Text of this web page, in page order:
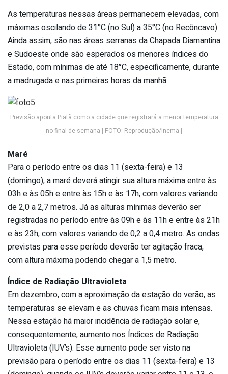
As temperaturas nessas áreas permanecem elevadas, com
máximas oscilando de 31°C (no Sul) a 35°C (no Recôncavo).
Ainda assim, são nas áreas serranas da Chapada Diamantina
e Sudoeste onde são esperados os menores índices do
Estado, com mínimas de até 18°C, especificamente, durante
a madrugada e nas primeiras horas da manhã.
Previsão aponta Piatã como a cidade que registrará a menor temperatura
no final de semana | FOTO: Reprodução/Inema |
Maré
Para o período entre os dias 11 (sexta-feira) e 13
(domingo), a maré deverá atingir sua altura máxima entre às
03h e às 05h e entre às 15h e às 17h, com valores variando
de 2,0 a 2,7 metros. Já as alturas mínimas deverão ser
registradas no período entre às 09h e às 11h e entre às 21h
e às 23h, com valores variando de 0,2 a 0,4 metro. As ondas
previstas para esse período deverão ter agitação fraca,
com altura máxima podendo chegar a 1,5 metro.
Índice de Radiação Ultravioleta
Em dezembro, com a aproximação da estação do verão, as
temperaturas se elevam e as chuvas ficam mais intensas.
Nessa estação há maior incidência de radiação solar e,
consequentemente, aumento nos Índices de Radiação
Ultravioleta (IUV’s). Esse aumento pode ser visto na
previsão para o período entre os dias 11 (sexta-feira) e 13